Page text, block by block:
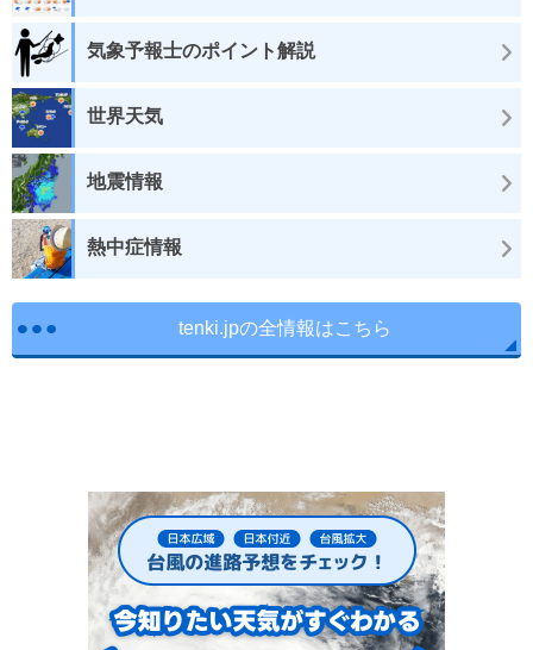
気象予報士のポイント解説
世界天気
地震情報
熱中症情報
tenki.jpの全情報はこちら